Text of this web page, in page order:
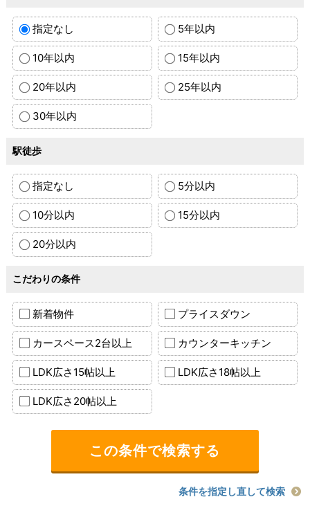
指定なし 5年以内
10年以内 15年以内
20年以内 25年以内
30年以内
駅徒歩
指定なし 5分以内
10分以内 15分以内
20分以内
こだわりの条件
新着物件 プライスダウン
カースペース2台以上 カウンターキッチン
LDK広さ15帖以上 LDK広さ18帖以上
LDK広さ20帖以上
条件を指定し直して検索